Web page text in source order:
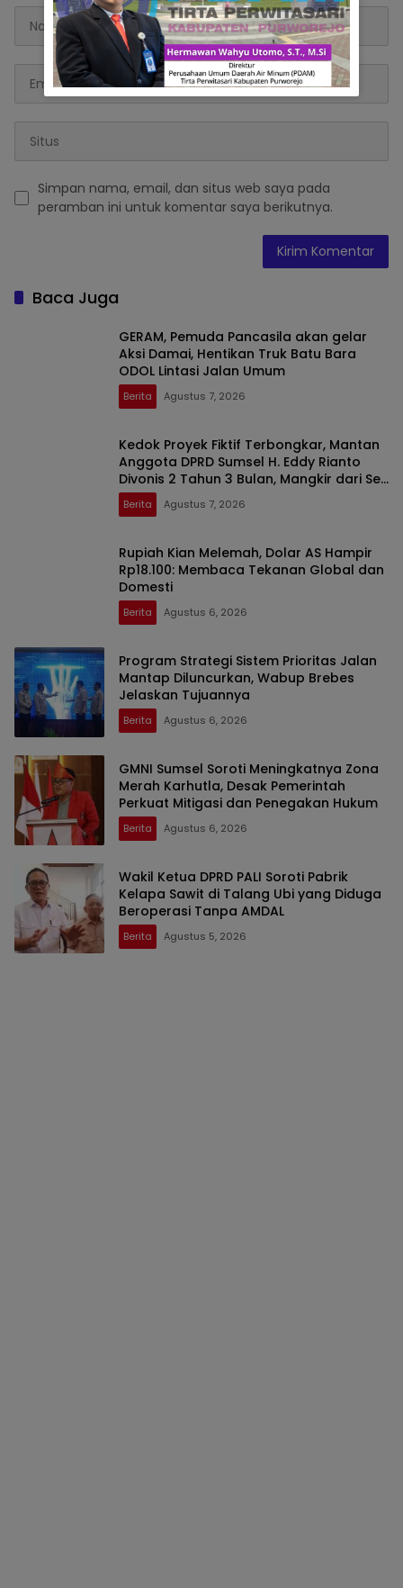
Simpan nama, email, dan situs web saya pada
peramban ini untuk komentar saya berikutnya.
Baca Juga
GERAM, Pemuda Pancasila akan gelar
Aksi Damai, Hentikan Truk Batu Bara
ODOL Lintasi Jalan Umum
Berita Agustus 7, 2026
Kedok Proyek Fiktif Terbongkar, Mantan
Anggota DPRD Sumsel H. Eddy Rianto
Divonis 2 Tahun 3 Bulan, Mangkir dari Sel
Nyatakan Banding
Berita Agustus 7, 2026
Rupiah Kian Melemah, Dolar AS Hampir
Rp18.100: Membaca Tekanan Global dan
Domesti
Berita Agustus 6, 2026
Program Strategi Sistem Prioritas Jalan
Mantap Diluncurkan, Wabup Brebes
Jelaskan Tujuannya
Berita Agustus 6, 2026
GMNI Sumsel Soroti Meningkatnya Zona
Merah Karhutla, Desak Pemerintah
Perkuat Mitigasi dan Penegakan Hukum
Berita Agustus 6, 2026
Wakil Ketua DPRD PALI Soroti Pabrik
Kelapa Sawit di Talang Ubi yang Diduga
Beroperasi Tanpa AMDAL
Berita Agustus 5, 2026